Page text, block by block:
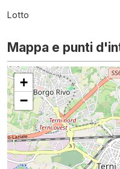
Lotto
Mappa e punti
+
−